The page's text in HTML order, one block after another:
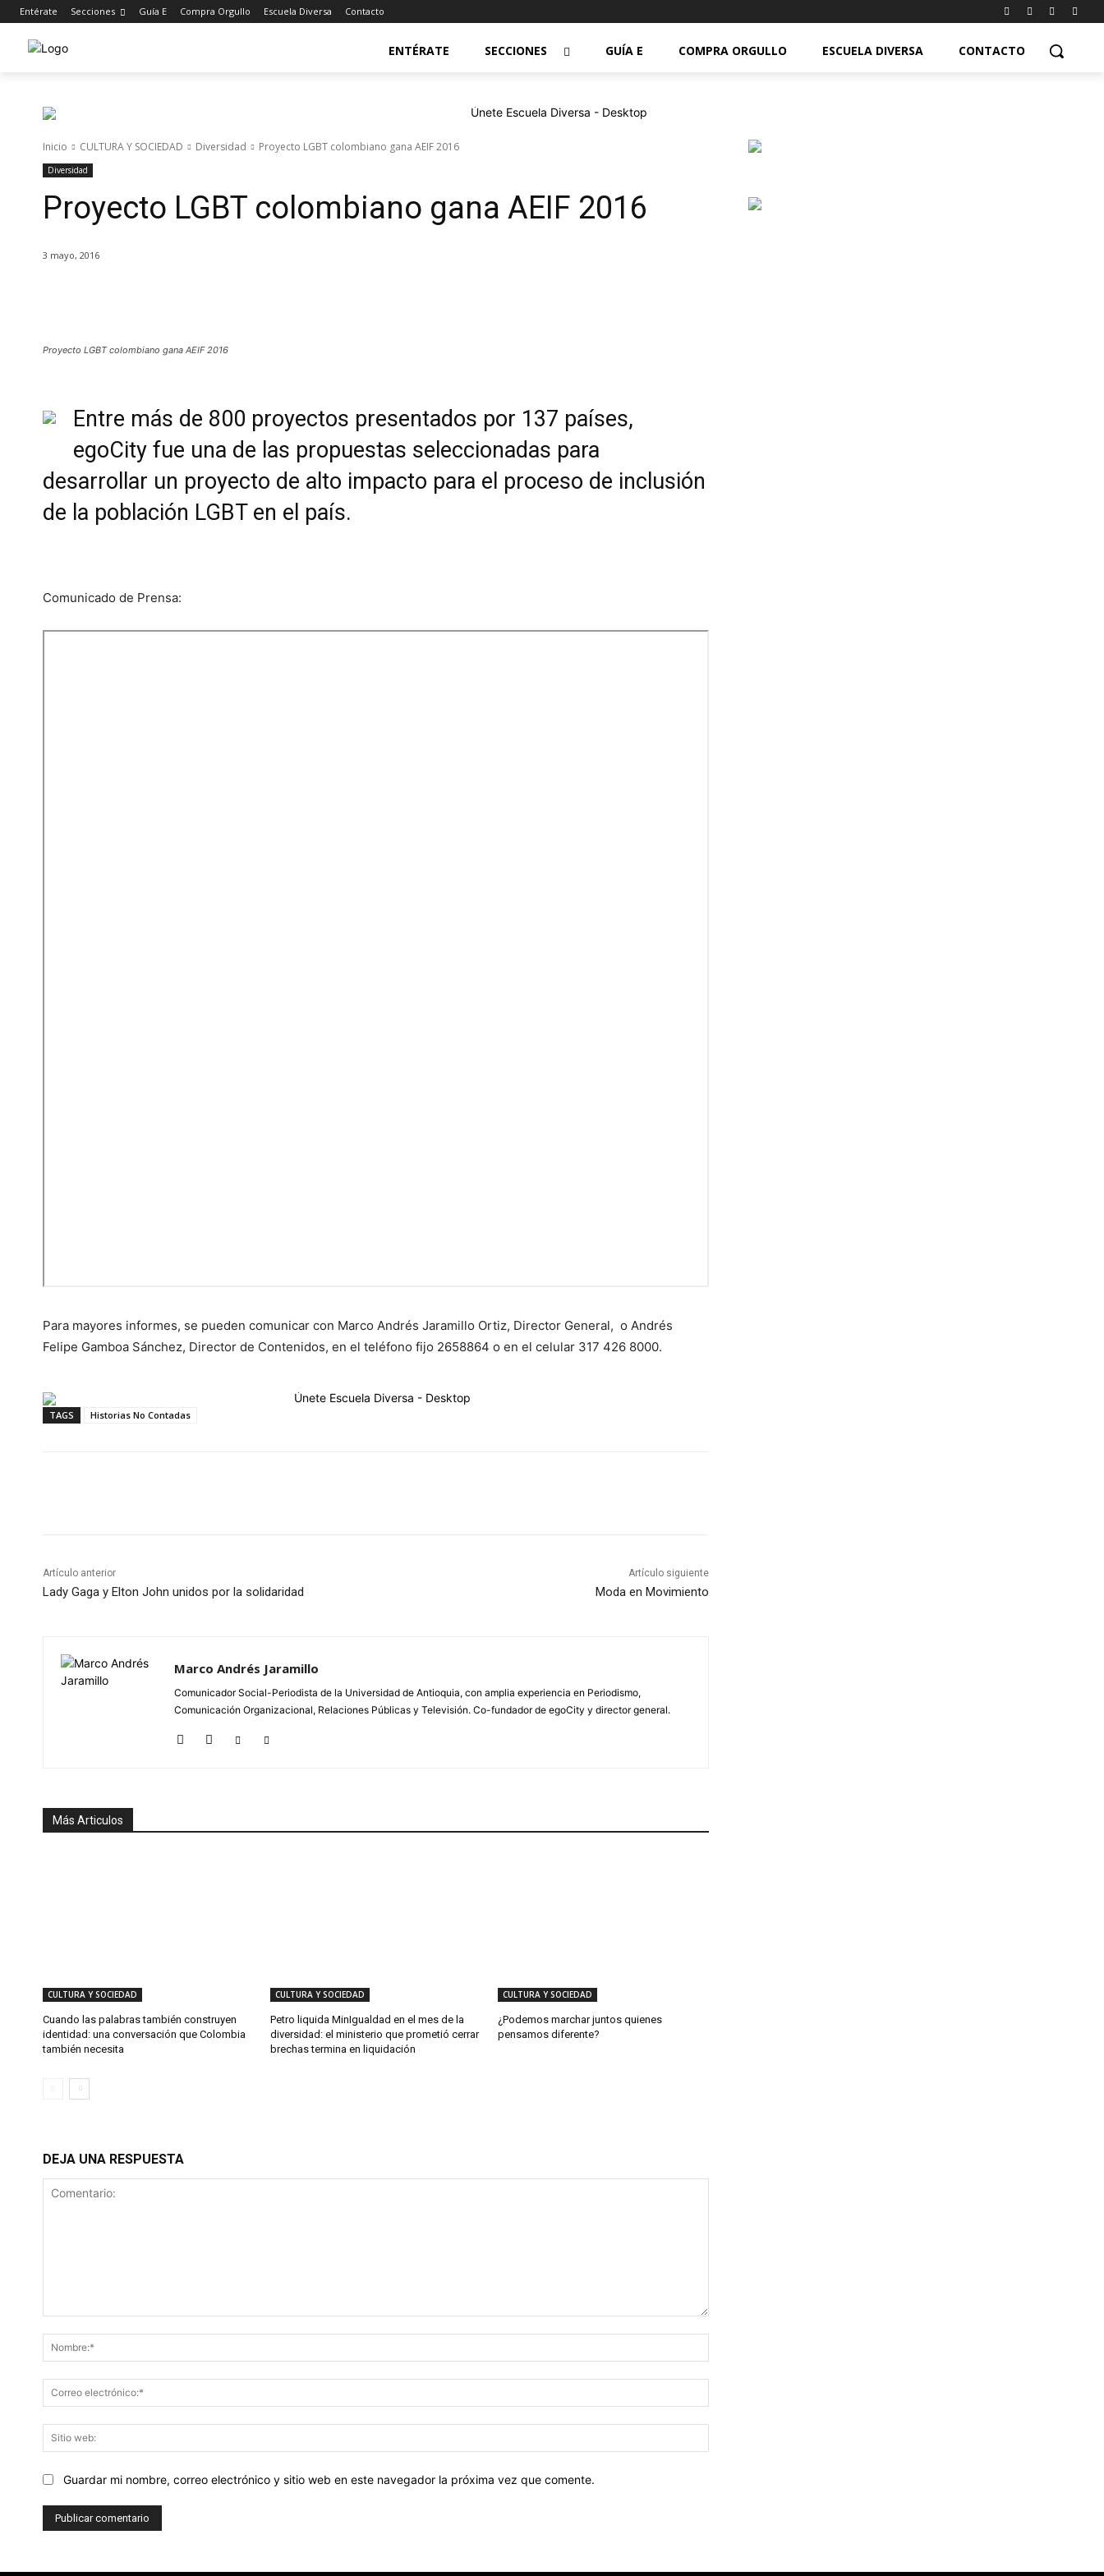
Entérate Secciones Guía E Compra Orgullo Escuela Diversa Contacto
ENTÉRATE SECCIONES GUÍA E COMPRA ORGULLO ESCUELA DIVERSA CONTACTO
Inicio CULTURA Y SOCIEDAD Diversidad Proyecto LGBT colombiano gana AEIF 2016
Diversidad
Proyecto LGBT colombiano gana AEIF 2016
3 mayo, 2016
Proyecto LGBT colombiano gana AEIF 2016
Entre más de 800 proyectos presentados por 137 países,
egoCity fue una de las propuestas seleccionadas para
desarrollar un proyecto de alto impacto para el proceso de inclusión
de la población LGBT en el país.
Comunicado de Prensa:
Para mayores informes, se pueden comunicar con Marco Andrés Jaramillo Ortiz, Director General, o Andrés
Felipe Gamboa Sánchez, Director de Contenidos, en el teléfono fijo 2658864 o en el celular 317 426 8000.
TAGS Historias No Contadas
Artículo anterior
Lady Gaga y Elton John unidos por la solidaridad
Artículo siguiente
Moda en Movimiento
Marco Andrés Jaramillo
Comunicador Social-Periodista de la Universidad de Antioquia, con amplia experiencia en Periodismo,
Comunicación Organizacional, Relaciones Públicas y Televisión. Co-fundador de egoCity y director general.
Más Articulos
CULTURA Y SOCIEDAD
Cuando las palabras también construyen
identidad: una conversación que Colombia
también necesita
CULTURA Y SOCIEDAD
Petro liquida MinIgualdad en el mes de la
diversidad: el ministerio que prometió cerrar
brechas termina en liquidación
CULTURA Y SOCIEDAD
¿Podemos marchar juntos quienes
pensamos diferente?
DEJA UNA RESPUESTA
electrónico:*
web:
Guardar mi nombre, correo electrónico y sitio web en este navegador la próxima vez que comente.